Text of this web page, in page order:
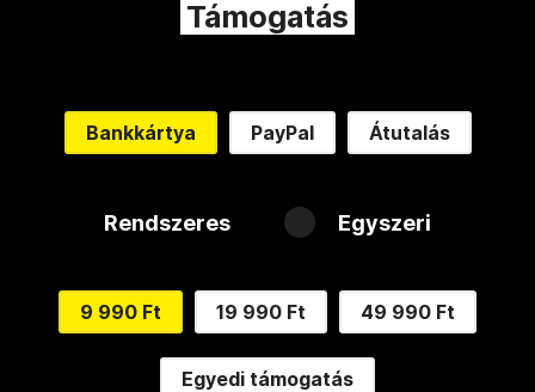
Támogatás
Bankkártya PayPal Átutalás
Rendszeres Egyszeri
9 990 Ft 19 990 Ft 49 990 Ft
Egyedi támogatás